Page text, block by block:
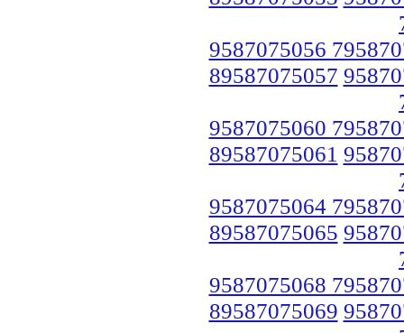
9587075056
89587075057
9587075060
89587075061
9587075064
89587075065
9587075068
89587075069